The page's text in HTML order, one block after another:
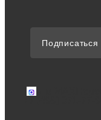
Мы в MAX